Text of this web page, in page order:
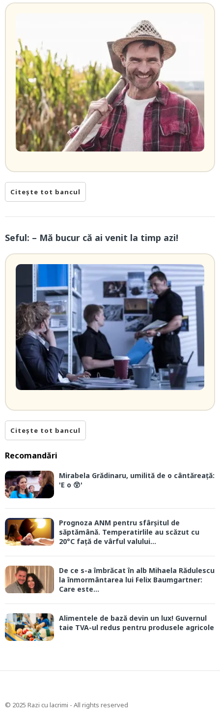
Citește tot bancul
Seful: – Mă bucur că ai venit la timp azi!
Citește tot bancul
Recomandări
Mirabela Grădinaru, umilită de o cântăreață:
'E o 😲'
Prognoza ANM pentru sfârșitul de
săptămână. Temperatirlile au scăzut cu
20°C față de vârful valului...
De ce s-a îmbrăcat în alb Mihaela Rădulescu
la înmormântarea lui Felix Baumgartner:
Care este...
Alimentele de bază devin un lux! Guvernul
taie TVA-ul redus pentru produsele agricole
© 2025 Razi cu lacrimi - All rights reserved